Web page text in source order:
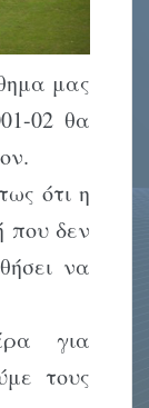
μας
02 θα
ότι η
που δεν
να
για
τους